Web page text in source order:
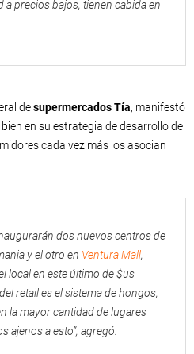
precios bajos, tienen cabida en
desupermercados Tía, manifestó
en su estrategia de desarrollo de
cada vez más los asocian
dos nuevos centros de
y el otro en Ventura Mall,
local en este último de $us
retail es el sistema de hongos,
la mayor cantidad de lugares
ajenos a esto”, agregó.